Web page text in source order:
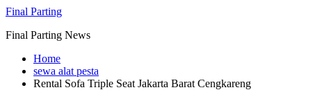
Skip
content
Final Parting
Final Parting News
Home
sewa alat pesta
Rental Sofa Triple Seat Jakarta Barat Cengkareng